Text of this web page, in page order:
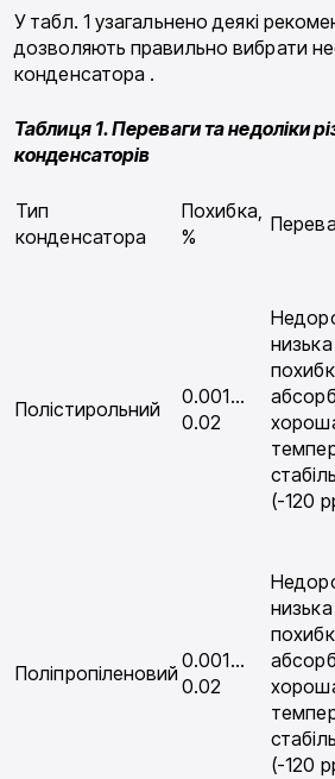
У табл. 1 узагальнено деякі
дозволяють правильно вибрати
конденсатора .
Таблиця 1. Переваги та недоліки
конденсаторів
Тип
конденсатора
Похибка,
%
Полістирольний
0.001…
0.02
низька
(-120
Поліпропіленовий
0.001…
0.02
низька
(-120